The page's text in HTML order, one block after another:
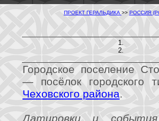
ПРОЕКТ ГЕРАЛЬДИКА >> РОССИЯ
Городское поселение
— посёлок городского
Чеховского района.
Датировки и